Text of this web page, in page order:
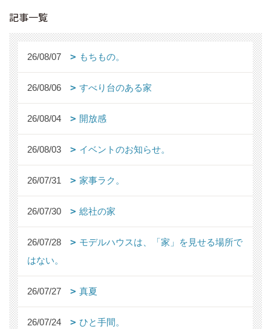
記事一覧
26/08/07 もちもの。
26/08/06 すべり台のある家
26/08/04 開放感
26/08/03 イベントのお知らせ。
26/07/31 家事ラク。
26/07/30 総社の家
26/07/28
モデルハウスは、「家」を見せる場所で
はない。
26/07/27 真夏
26/07/24 ひと手間。